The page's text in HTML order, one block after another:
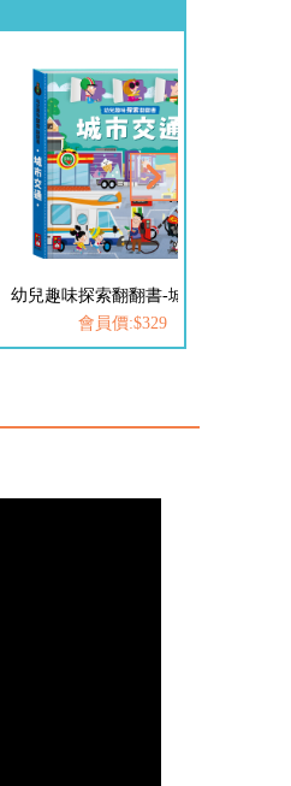
翻書-城市交通
幼兒趣味探索翻翻